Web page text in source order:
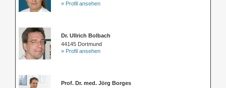
» Profil ansehen
Dr. Ullrich Bolbach
44145 Dortmund
» Profil ansehen
Prof. Dr. med. Jörg Borges